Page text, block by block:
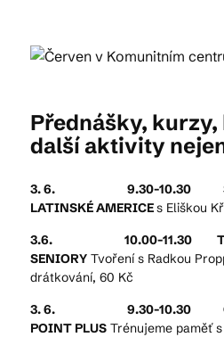
Suvenýry
Praktické info
Kam vyrazit
CS EN
Přednášky,
další aktivity
3. 6. 9.30-10.30
LATINSKÉ AMERICEs Eliškou
3.6. 10.00-11.30
SENIORY Tvoření s Radkou
drátkování, 60 Kč
3. 6. 9.30-10.30
POINT PLUS Trénujeme paměť